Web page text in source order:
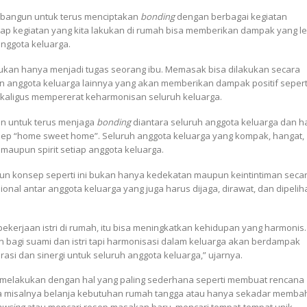
untuk terus menciptakan bondingdengan berbagai kegiatan
kegiatan yang kita lakukan di rumah bisa memberikan dampak yang
keluarga.
hanya menjadi tugas seorang ibu. Memasak bisa dilakukan secara
keluarga lainnya yang akan memberikan dampak positif
mempererat keharmonisan seluruh keluarga.
untuk terus menjaga bondingdiantara seluruh anggota keluarga dan
“home sweet home”. Seluruh anggota keluarga yang kompak, hangat,
spirit setiap anggota keluarga.
konsep seperti ini bukan hanya kedekatan maupun keintintiman
antar anggota keluarga yang juga harus dijaga, dirawat, dan
istri di rumah, itu bisa meningkatkan kehidupan yang harmonis.
suami dan istri tapi harmonisasi dalam keluarga akan berdampak
dan sinergi untuk seluruh anggota keluarga,” ujarnya.
dengan hal yang paling sederhana seperti membuat rencana
belanja kebutuhan rumah tangga atau hanya sekadar